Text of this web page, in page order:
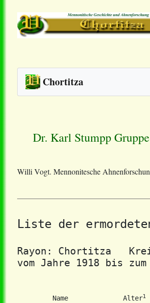
Chortitza
Dr. Karl Stumpp
Willi Vogt. Mennonitesche
Liste der
Rayon: Chortitza
vom Jahre 1918 bis zum
         Name              Alter
1